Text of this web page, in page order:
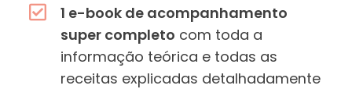
1 e-book de acompanhamento
super completo com toda a
informação teórica e todas as
receitas explicadas detalhadamente